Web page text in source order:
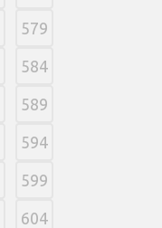
579
584
589
594
599
604